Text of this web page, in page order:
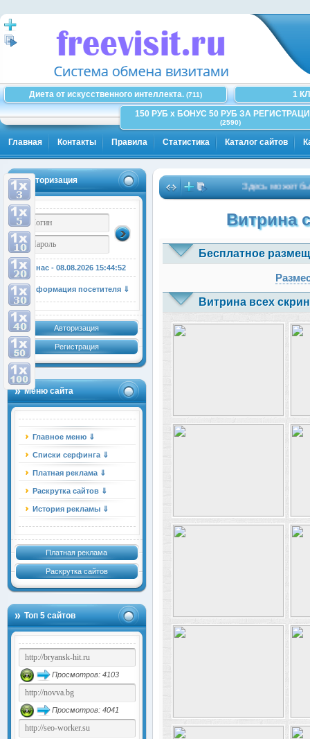
Диета от искусственного интеллекта. (711)
1
150 РУБ x БОНУС 50 РУБ ЗА
(2590)
Главная Контакты Правила Статистика Каталог сайтов
Авторизация
У нас - 08.08.2026 15:44:52
Информация посетителя ⇓
Авторизация
Регистрация
Меню сайта
Главное меню ⇓
Списки серфинга ⇓
Платная реклама ⇓
Раскрутка сайтов ⇓
История рекламы ⇓
Платная реклама
Раскрутка сайтов
Топ 5 сайтов
Просмотров: 4103
Просмотров: 4041
Здесь может быть
Витрина
Бесплатное
Витрина всех